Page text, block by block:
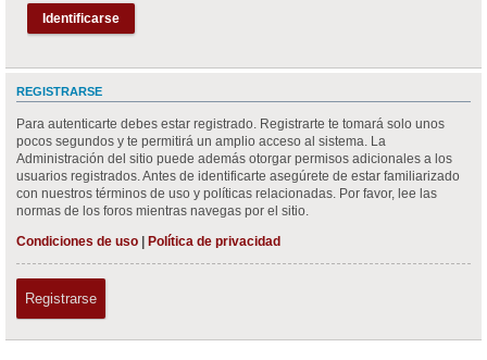
REGISTRARSE
Para autenticarte debes estar registrado. Registrarte te tomará solo unos
pocos segundos y te permitirá un amplio acceso al sistema. La
Administración del sitio puede además otorgar permisos adicionales a los
usuarios registrados. Antes de identificarte asegúrete de estar familiarizado
con nuestros términos de uso y políticas relacionadas. Por favor, lee las
normas de los foros mientras navegas por el sitio.
Condiciones de uso
Política de privacidad
Registrarse